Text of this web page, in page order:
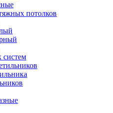
потолков
систем